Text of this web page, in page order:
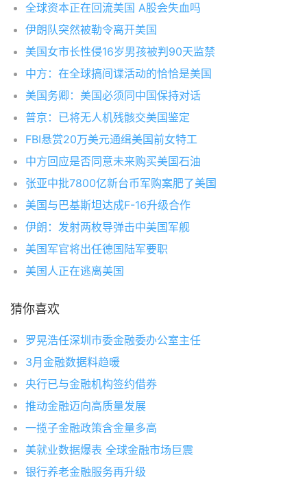
全球资本正在回流美国 A股会失血吗
伊朗队突然被勒令离开美国
美国女市长性侵16岁男孩被判90天监禁
中方：在全球搞间谍活动的恰恰是美国
美国务卿：美国必须同中国保持对话
普京：已将无人机残骸交美国鉴定
FBI悬赏20万美元通缉美国前女特工
中方回应是否同意未来购买美国石油
张亚中批7800亿新台币军购案肥了美国
美国与巴基斯坦达成F-16升级合作
伊朗：发射两枚导弹击中美国军舰
美国军官将出任德国陆军要职
美国人正在逃离美国
猜你喜欢
罗晃浩任深圳市委金融委办公室主任
3月金融数据料趋暖
央行已与金融机构签约借券
推动金融迈向高质量发展
一揽子金融政策含金量多高
美就业数据爆表 全球金融市场巨震
银行养老金融服务再升级